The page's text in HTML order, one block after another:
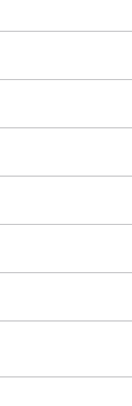
the